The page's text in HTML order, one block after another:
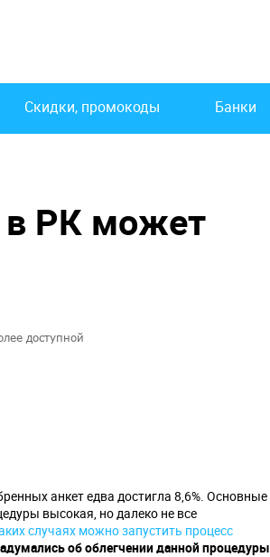
Скидки, промокоды Банки
в РК может
доступной
анкет едва достигла 8,6%. Основные
высокая, но далеко не все
случаях можно запустить процесс
об облегчении данной процедуры